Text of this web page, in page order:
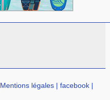
Mentions légales |facebook |